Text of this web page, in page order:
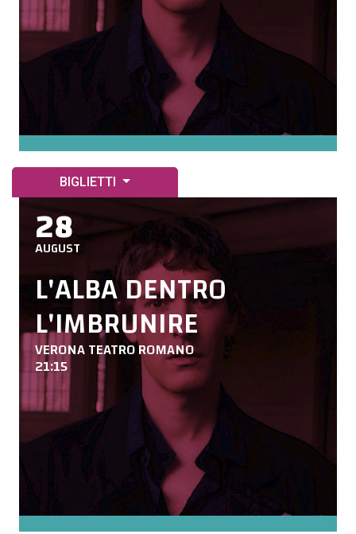
BIGLIETTI
28
AUGUST
L'ALBA DENTRO
L'IMBRUNIRE
VERONA TEATRO ROMANO
21:15